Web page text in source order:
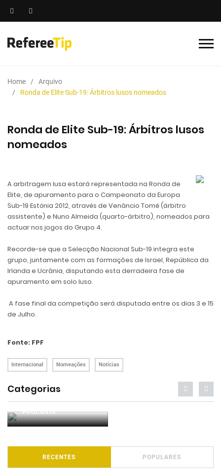
Home
Arquivo
Ronda de Elite Sub-19: Árbitros lusos nomeados
Ronda de Elite Sub-19: Árbitros lusos
nomeados
A arbitragem lusa estará representada na Ronda de
Elite, de apuramento para o Campeonato da Europa
Sub-19 Estónia 2012, através de Venâncio Tomé (árbitro
assistente) e Nuno Almeida (quarto-árbitro), nomeados para
actuar nos jogos do Grupo 4.
Recorde-se que a Selecção Nacional Sub-19 integra este
grupo, juntamente com as formações de Israel, República da
Irlanda e Ucrânia, disputando esta derradeira fase de
apuramento em solo luso.
A fase final da competição será disputada entre os dias 3 e 15
de Julho.
Fonte: FPF
Internacional Nomeações Notícias
Categorias
Podcasts
RECENTES POPULARES